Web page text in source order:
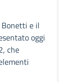
e il
oggi
che